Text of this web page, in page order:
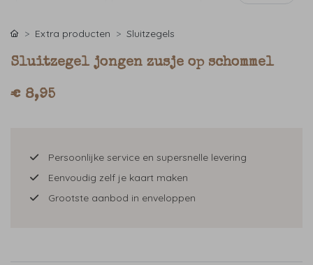
Extra producten Sluitzegels
Sluitzegel jongen zusje op schommel
€ 8,95
Persoonlijke service en supersnelle levering
Eenvoudig zelf je kaart maken
Grootste aanbod in enveloppen